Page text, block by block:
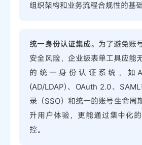
组织架构和业务流程合规性的基础
统一身份认证集成。为了避免账
安全风险，企业级表单工具应能
的统一身份认证系统，如
(AD/LDAP)、OAuth 2.0、
录（SSO）和统一的账号生命周
升用户体验，更能通过集中化
控。